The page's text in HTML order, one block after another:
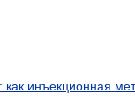
как инъекционная